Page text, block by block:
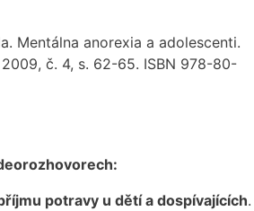
Mentálna anorexia a adolescenti.
2009, č. 4, s. 62-65. ISBN 978-80-
potravy u dětí a dospívajících.